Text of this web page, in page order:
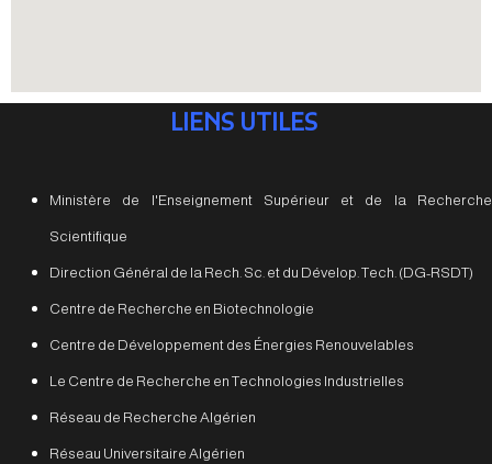
LIENS UTILES
Ministère de l'Enseignement Supérieur et de la Recherche
Scientifique
Direction Général de la Rech. Sc. et du Dévelop. Tech. (DG-RSDT)
Centre de Recherche en Biotechnologie
Centre de Développement des Énergies Renouvelables
Le Centre de Recherche en Technologies Industrielles
Réseau de Recherche Algérien
Réseau Universitaire Algérien